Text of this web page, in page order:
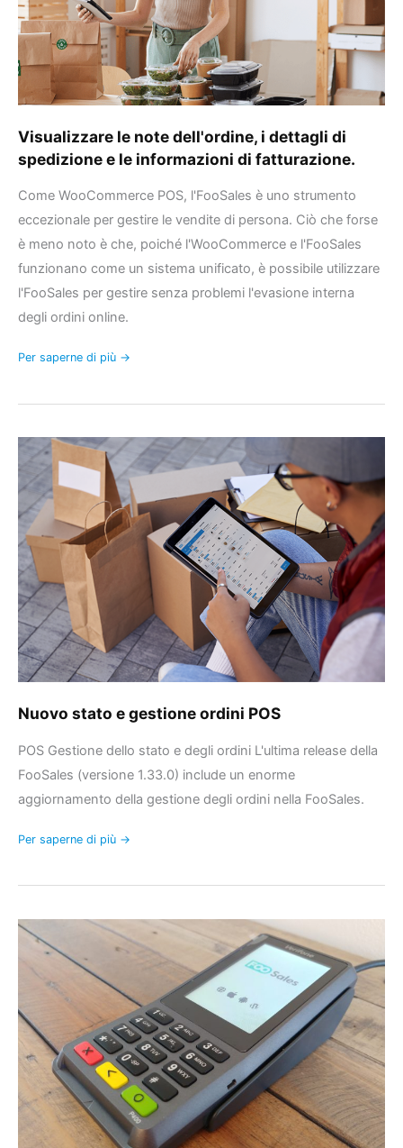
Visualizzare le note dell'ordine, i dettagli di
spedizione e le informazioni di fatturazione.
Come WooCommerce POS, l'FooSales è uno strumento
eccezionale per gestire le vendite di persona. Ciò che forse
è meno noto è che, poiché l'WooCommerce e l'FooSales
funzionano come un sistema unificato, è possibile utilizzare
l'FooSales per gestire senza problemi l'evasione interna
degli ordini online.
spedizione
e
informazioni
di
Per saperne di più →
Nuovo stato e gestione ordini POS
POS Gestione dello stato e degli ordini L'ultima release della
FooSales (versione 1.33.0) include un enorme
aggiornamento della gestione degli ordini nella FooSales.
Nuovo
stato
e
gestione
ordini
POS
Per saperne di più →
Aiutateci
l'integrazione
FooSales
Stripe
riceverete
una
carta